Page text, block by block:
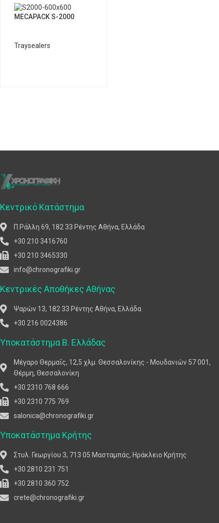
MECAPACK S-2000
Traysealers
Κεντρικό Κατάστημα
Π.Ράλλη 69, 182 33 Ρέντης Αθήνα, Ελλάδα
+30 210 3416760
+30 210 3465330
info@chronografiki.gr
Κεντρικές Αποθήκες Αθήνας
Ψαρών 13, 182 33 Ρέντης Αθήνα, Ελλάδα
+30 216 0024386
Υποκατάστημα Β. Ελλάδας
Μέγαρο Θερμαΐς, 12,5 χλμ. Θεσσαλονίκης - Μουδανιών 57 001,
Θέρμη, Θεσσαλονίκη
+30 2310 768 666
+30 2310 775 769
salonica@chronografiki.gr
Υποκατάστημα Κρήτης
Στυλ. Γεωργίου 3, 713 05 Μασταμπάς, Ηράκλειο Κρήτης
+30 2810 231 751
+30 2810 360 752
crete@chronografiki.gr